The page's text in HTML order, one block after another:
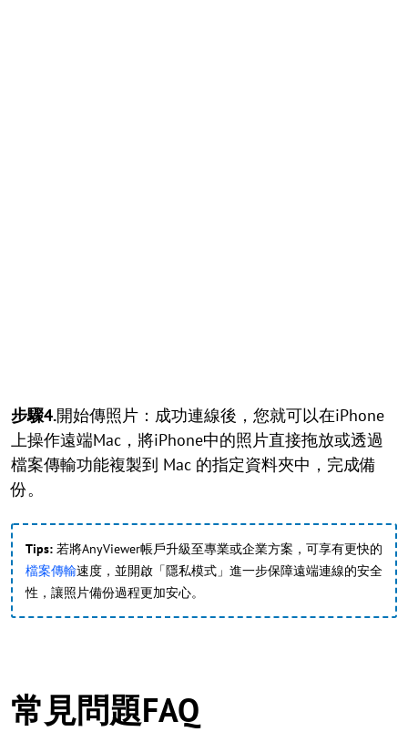
步驟4.開始傳照片：成功連線後，您就可以在iPhone
上操作遠端Mac，將iPhone中的照片直接拖放或透過
檔案傳輸功能複製到 Mac 的指定資料夾中，完成備
份。
Tips: 若將AnyViewer帳戶升級至專業或企業方案，可享有更快的
檔案傳輸速度，並開啟「隱私模式」進一步保障遠端連線的安全
性，讓照片備份過程更加安心。
常見問題FAQ